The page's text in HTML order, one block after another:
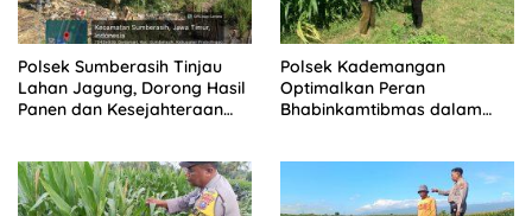
Polsek Sumberasih Tinjau
Lahan Jagung, Dorong Hasil
Panen dan Kesejahteraan
Polsek Kademangan
Optimalkan Peran
Bhabinkamtibmas dalam